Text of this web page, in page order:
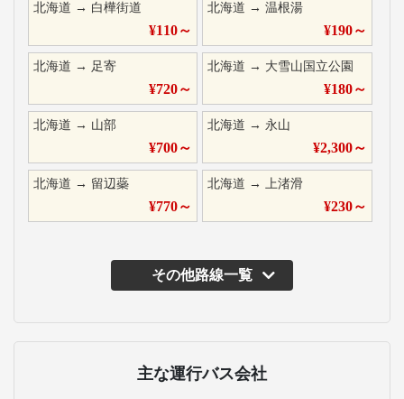
北海道 → 白樺街道
¥110～
北海道 →温根湯
¥190～
北海道 → 足寄
¥720～
北海道 → 大雪山国立公園
¥180～
北海道 → 山部
¥700～
北海道 → 永山
¥2,300～
北海道 → 留辺蘂
¥770～
北海道 →上渚滑
¥230～
その他路線一覧
主な運行バス会社